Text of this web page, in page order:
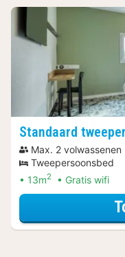
Standaard
Max. 2 volwassenen
Tweepersoonsbed
13m2 Gratis wifi